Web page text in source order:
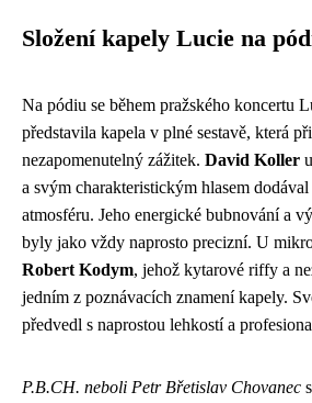
Složení kapely Lucie na
Na pódiu se během pražského koncertu
představila kapela v plné sestavě, která
nezapomenutelný zážitek. David Koller
a svým charakteristickým hlasem
atmosféru. Jeho energické bubnování a
byly jako vždy naprosto precizní. U
Robert Kodym, jehož kytarové riffy a
jedním z poznávacích znamení kapely.
předvedl s naprostou lehkostí a
P.B.CH. neboli Petr Břetislav Chovanec